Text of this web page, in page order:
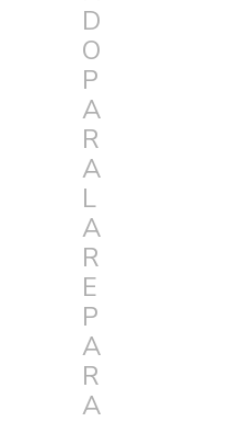
D
O
P
A
R
A
L
A
R
E
P
A
R
A